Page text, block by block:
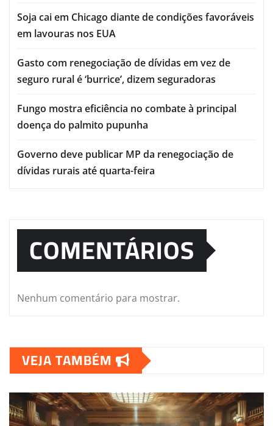
Soja cai em Chicago diante de condições favoráveis
em lavouras nos EUA
Gasto com renegociação de dívidas em vez de
seguro rural é ‘burrice’, dizem seguradoras
Fungo mostra eficiência no combate à principal
doença do palmito pupunha
Governo deve publicar MP da renegociação de
dívidas rurais até quarta-feira
COMENTÁRIOS
Nenhum comentário para mostrar.
VEJA TAMBÉM